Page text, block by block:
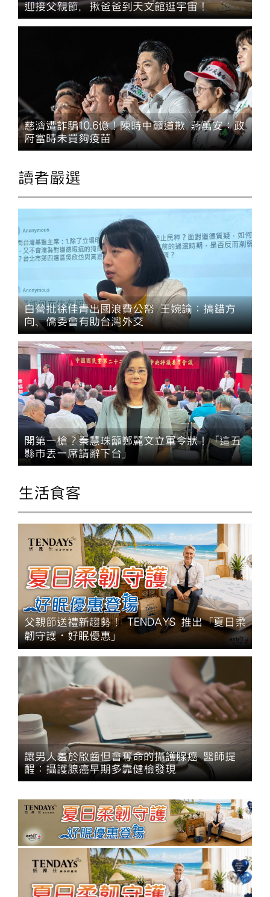
迎接父親節，揪爸爸到天文館逛宇宙！
慈濟遭詐騙10.6億！陳時中籲道歉 蔣萬安：政
府當時未買夠疫苗
讀者嚴選
白營批徐佳青出國浪費公帑 王婉諭：搞錯方
向、僑委會有助台灣外交
開第一槍？秦慧珠籲鄭麗文立軍令狀！「這五
縣市丟一席請辭下台」
生活食客
父親節送禮新趨勢！ TENDAYS 推出「夏日柔
韌守護・好眠優惠」
讓男人羞於啟齒但會奪命的攝護腺癌 醫師提
醒：攝護腺癌早期多靠健檢發現